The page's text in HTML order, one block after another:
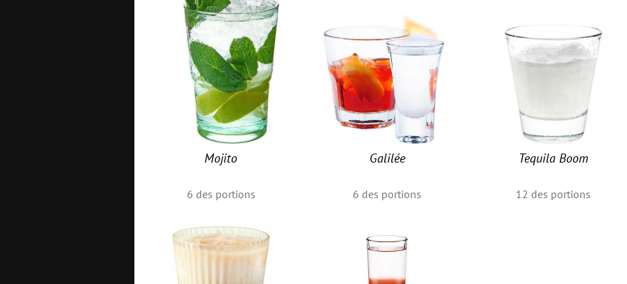
Mojito
6 des portions
Galilée
6 des portions
Tequila Boom
12 des portions